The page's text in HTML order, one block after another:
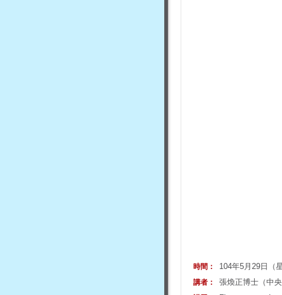
時間： 104年5月29日（
講者： 張煥正博士（中